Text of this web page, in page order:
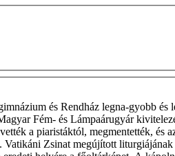
és Rendház legna-gyobb és
Fém- és Lámpaárugyár
a piaristáktól, megmentették, és
Zsinat megújított